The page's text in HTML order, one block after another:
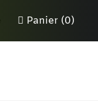
Panier (0)